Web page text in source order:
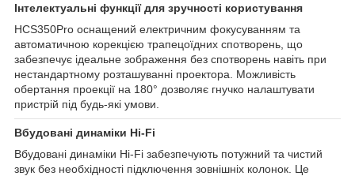
Інтелектуальні функції для зручності користування
HCS350Pro оснащений електричним фокусуванням та
автоматичною корекцією трапецоїдних спотворень, що
забезпечує ідеальне зображення без спотворень навіть при
нестандартному розташуванні проектора. Можливість
обертання проекції на 180° дозволяє гнучко налаштувати
пристрій під будь-які умови.
Вбудовані динаміки Hi-Fi
Вбудовані динаміки Hi-Fi забезпечують потужний та чистий
звук без необхідності підключення зовнішніх колонок. Це